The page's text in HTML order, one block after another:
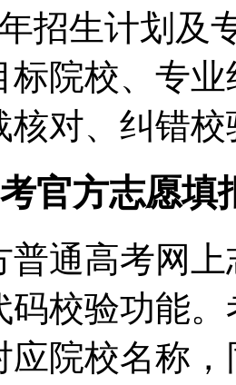
招生计划及
标院校、专
核对、纠错校
官方志愿
普通高考网
码校验功能
应院校名称